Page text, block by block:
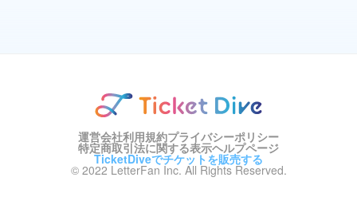
運営会社利用規約プライバシーポリシー
特定商取引法に関する表示ヘルプページ
TicketDiveでチケットを販売する
© 2022 LetterFan Inc. All Rights Reserved.